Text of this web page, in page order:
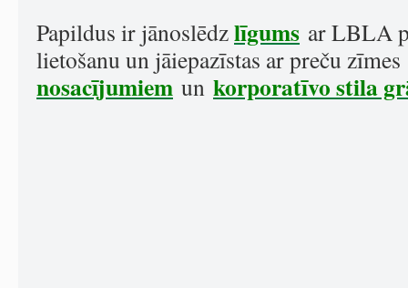
Papildus ir jānoslēdzlīgums ar LBLA
lietošanu un jāiepazīstas ar preču zīmes
nosacījumiem un korporatīvo stila